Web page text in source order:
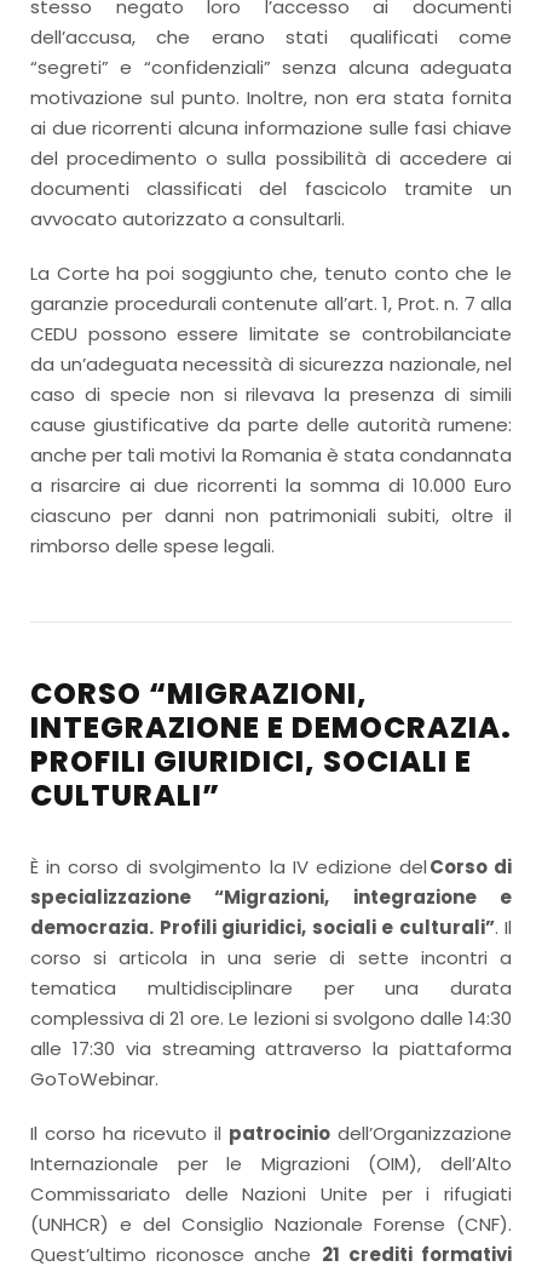
stesso negato loro l’accesso ai documenti
dell’accusa, che erano stati qualificati come
“segreti” e “confidenziali” senza alcuna adeguata
motivazione sul punto. Inoltre, non era stata fornita
ai due ricorrenti alcuna informazione sulle fasi chiave
del procedimento o sulla possibilità di accedere ai
documenti classificati del fascicolo tramite un
avvocato autorizzato a consultarli.
La Corte ha poi soggiunto che, tenuto conto che le
garanzie procedurali contenute all’art. 1, Prot. n. 7 alla
CEDU possono essere limitate se controbilanciate
da un’adeguata necessità di sicurezza nazionale, nel
caso di specie non si rilevava la presenza di simili
cause giustificative da parte delle autorità rumene:
anche per tali motivi la Romania è stata condannata
a risarcire ai due ricorrenti la somma di 10.000 Euro
ciascuno per danni non patrimoniali subiti, oltre il
rimborso delle spese legali.
CORSO “MIGRAZIONI,
INTEGRAZIONE E DEMOCRAZIA.
PROFILI GIURIDICI, SOCIALI E
CULTURALI”
È in corso di svolgimento la IV edizione delCorso di
specializzazione “Migrazioni, integrazione e
democrazia. Profili giuridici, sociali e culturali”. Il
corso si articola in una serie di sette incontri a
tematica multidisciplinare per una durata
complessiva di 21 ore. Le lezioni si svolgono dalle 14:30
alle 17:30 via streaming attraverso la piattaforma
GoToWebinar.
Il corso ha ricevuto il patrocinio dell’Organizzazione
Internazionale per le Migrazioni (OIM), dell’Alto
Commissariato delle Nazioni Unite per i rifugiati
(UNHCR) e del Consiglio Nazionale Forense (CNF).
Quest’ultimo riconosce anche 21 crediti formativi